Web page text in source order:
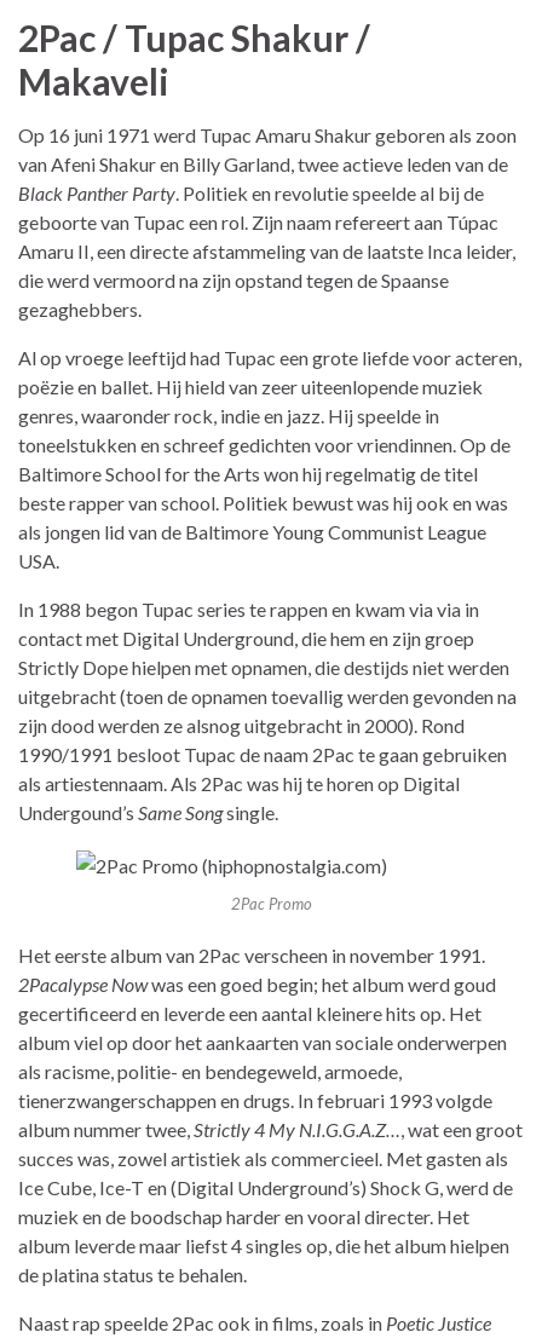
2Pac / Tupac Shakur /
Makaveli
Op 16 juni 1971 werd Tupac Amaru Shakur geboren als zoon
van Afeni Shakur en Billy Garland, twee actieve leden van de
Black Panther Party. Politiek en revolutie speelde al bij de
geboorte van Tupac een rol. Zijn naam refereert aan Túpac
Amaru II, een directe afstammeling van de laatste Inca leider,
die werd vermoord na zijn opstand tegen de Spaanse
gezaghebbers.
Al op vroege leeftijd had Tupac een grote liefde voor acteren,
poëzie en ballet. Hij hield van zeer uiteenlopende muziek
genres, waaronder rock, indie en jazz. Hij speelde in
toneelstukken en schreef gedichten voor vriendinnen. Op de
Baltimore School for the Arts won hij regelmatig de titel
beste rapper van school. Politiek bewust was hij ook en was
als jongen lid van de Baltimore Young Communist League
USA.
In 1988 begon Tupac series te rappen en kwam via via in
contact met Digital Underground, die hem en zijn groep
Strictly Dope hielpen met opnamen, die destijds niet werden
uitgebracht (toen de opnamen toevallig werden gevonden na
zijn dood werden ze alsnog uitgebracht in 2000). Rond
1990/1991 besloot Tupac de naam 2Pac te gaan gebruiken
als artiestennaam. Als 2Pac was hij te horen op Digital
Undergound’s Same Songsingle.
2Pac Promo
Het eerste album van 2Pac verscheen in november 1991.
2Pacalypse Nowwas een goed begin; het album werd goud
gecertificeerd en leverde een aantal kleinere hits op. Het
album viel op door het aankaarten van sociale onderwerpen
als racisme, politie- en bendegeweld, armoede,
tienerzwangerschappen en drugs. In februari 1993 volgde
album nummer twee,Strictly 4 My N.I.G.G.A.Z…, wat een groot
succes was, zowel artistiek als commercieel. Met gasten als
Ice Cube, Ice-T en (Digital Underground’s) Shock G, werd de
muziek en de boodschap harder en vooral directer. Het
album leverde maar liefst 4 singles op, die het album hielpen
de platina status te behalen.
Naast rap speelde 2Pac ook in films, zoals in Poetic Justice